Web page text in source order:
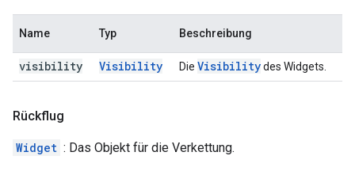
Name Typ Beschreibung
visibility Visibility Die Visibilitydes Widgets.
Rückflug
Widget : Das Objekt für die Verkettung.